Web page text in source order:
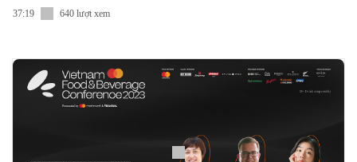
37:19 640 lượt xem